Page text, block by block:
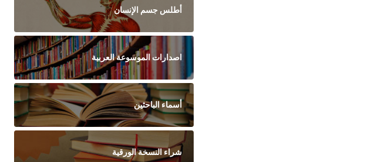
أطلس جسم الإنسان
اصدارات الموسوعة العربية
أسماء الباحثين
شراء النسخة الورقية